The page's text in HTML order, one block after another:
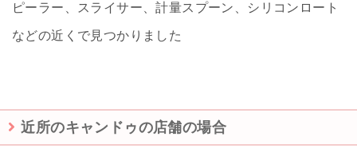
ピーラー、スライサー、計量スプーン、シリコンロート
などの近くで見つかりました
近所のキャンドゥの店舗の場合